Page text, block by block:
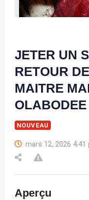
JETER UN
RETOUR
MAITRE
OLABODEE
NOUVEAU
mars 12, 2026 4:41
Aperçu